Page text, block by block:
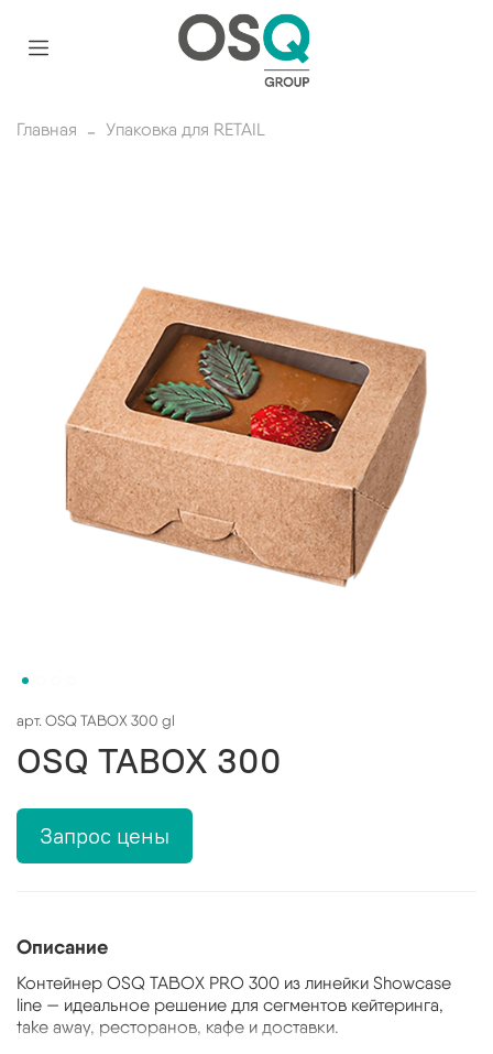
Главная Упаковка для RETAIL
арт. OSQ TABOX 300 gl
OSQ TABOX 300
Запрос цены
Описание
Контейнер OSQ TABOX PRO 300 из линейки Showcase
line — идеальное решение для сегментов кейтеринга,
take away, ресторанов, кафе и доставки.